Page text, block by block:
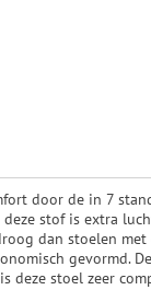
door de in 7
stof is extra
dan stoelen
gevormd.
stoel zeer